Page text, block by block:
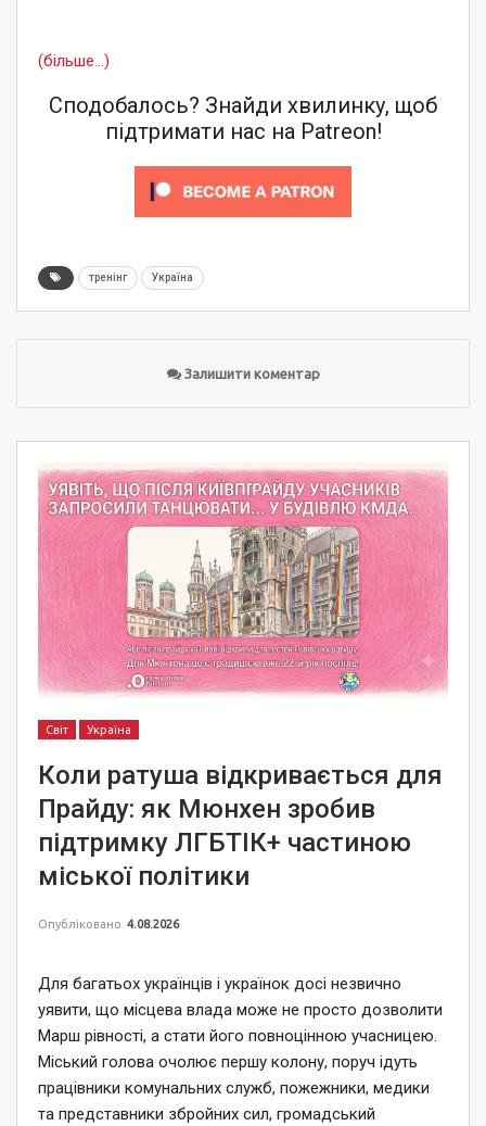
(більше…)
Сподобалось? Знайди хвилинку, щоб
підтримати нас на Patreon!
тренінг Україна
Залишити коментар
Світ Україна
Коли ратуша відкривається для
Прайду: як Мюнхен зробив
підтримку ЛГБТІК+ частиною
міської політики
Опубліковано 4.08.2026
Для багатьох українців і українок досі незвично
уявити, що місцева влада може не просто дозволити
Марш рівності, а стати його повноцінною учасницею.
Міський голова очолює першу колону, поруч ідуть
працівники комунальних служб, пожежники, медики
та представники збройних сил, громадський